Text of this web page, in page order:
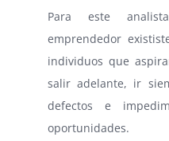
Para este
emprendedor
individuos que
salir adelante, ir
defectos e
oportunidades.